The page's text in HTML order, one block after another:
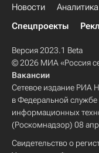
Новости Аналитика
Спецпроекты
Версия 2023.1 Beta
© 2026 МИА «Россия
Вакансии
Сетевое издание РИА
в Федеральной службе
информационных
(Роскомнадзор) 08
Свидетельство о